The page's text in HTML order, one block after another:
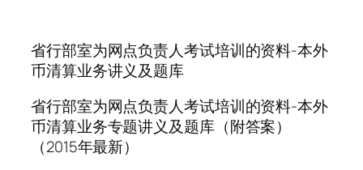
省行部室为网点负责人考试培训的资料-本外
币清算业务讲义及题库
省行部室为网点负责人考试培训的资料-本外
币清算业务专题讲义及题库（附答案）
（2015年最新）